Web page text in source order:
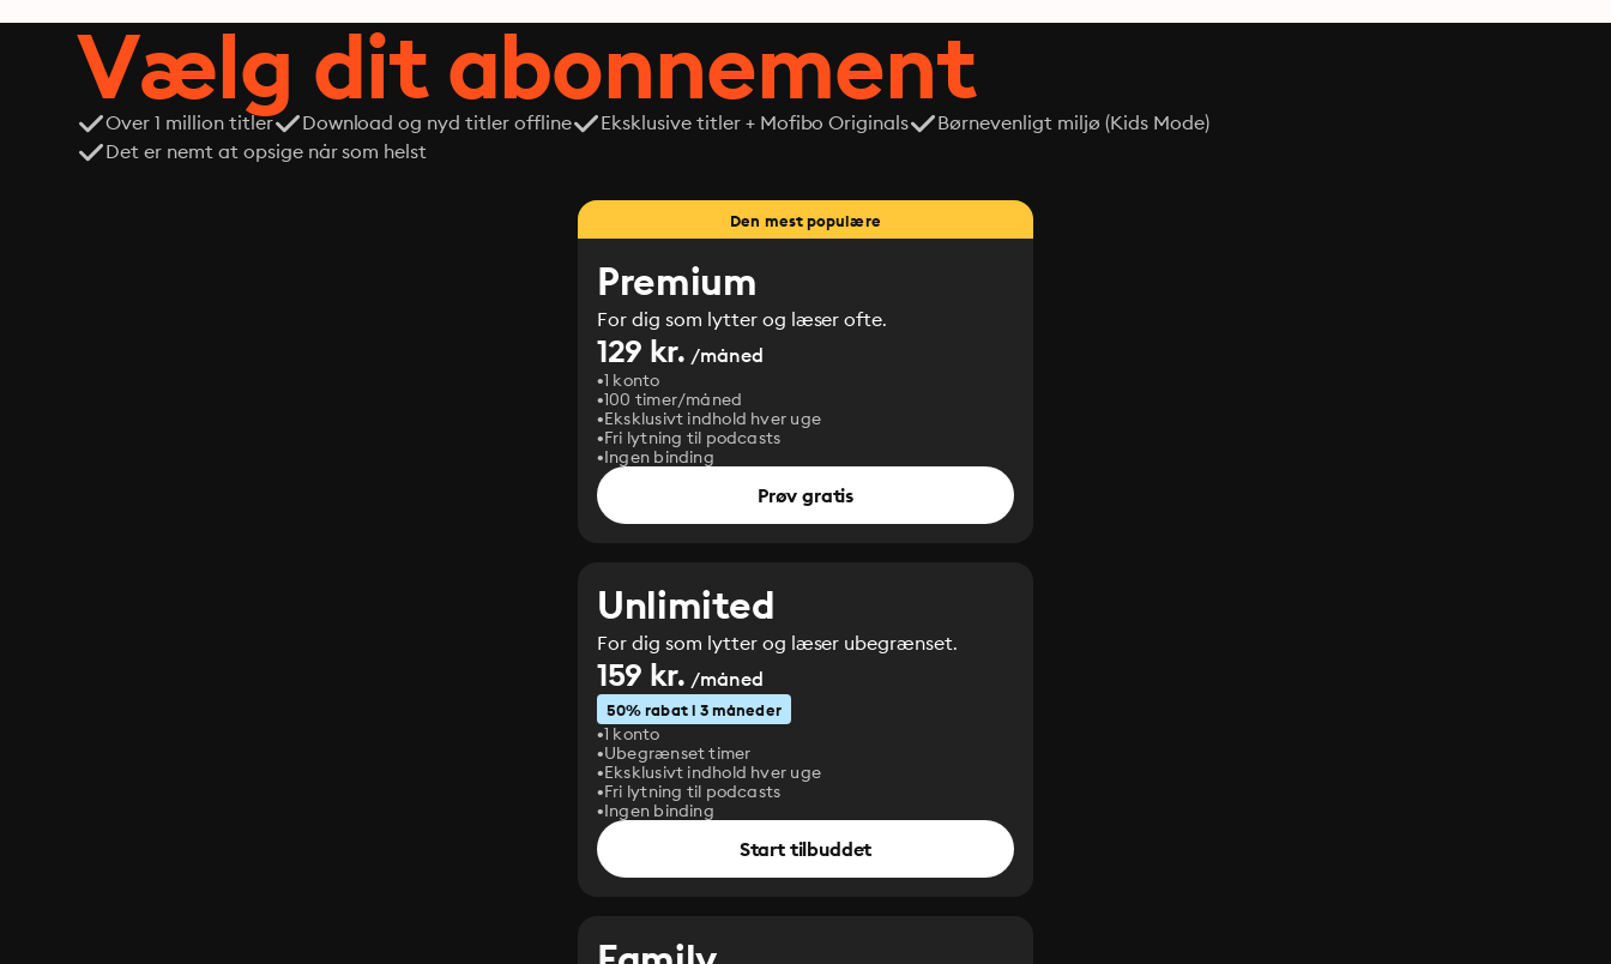
Vælg dit abonnement
Over 1 million titler Download og nyd titler offline Eksklusive titler + Mofibo Originals
Børnevenligt miljø (Kids Mode)
Det er nemt at opsige når som helst
Den mest populære
Premium
For dig som lytter og læser ofte.
129 kr. /måned
1 konto
100 timer/måned
Eksklusivt indhold hver uge
Fri lytning til podcasts
Ingen binding
Prøv gratis
Unlimited
For dig som lytter og læser ubegrænset.
159 kr. /måned
50% rabat i 3 måneder
1 konto
Ubegrænset timer
Eksklusivt indhold hver uge
Fri lytning til podcasts
Ingen binding
Start tilbuddet